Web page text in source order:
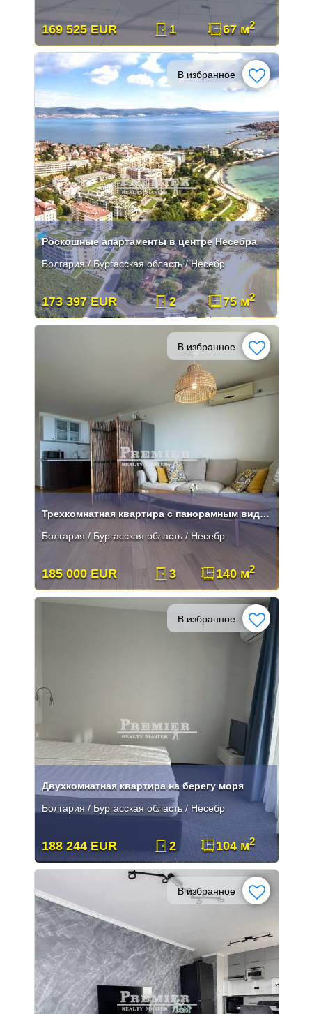
169 525 EUR 1 67 м2
В избранное
Роскошные апартаменты в центре Несебра
Болгария / Бургасская область / Несебр
173 397 EUR 2 75 м2
В избранное
Трехкомнатная квартира с панорамным видом на море
Болгария / Бургасская область / Несебр
185 000 EUR 3 140 м2
В избранное
Двухкомнатная квартира на берегу моря
Болгария / Бургасская область / Несебр
188 244 EUR 2 104 м2
В избранное